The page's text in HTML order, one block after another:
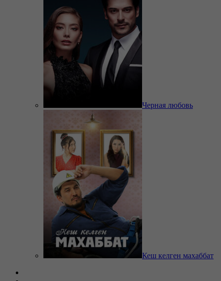
Черная любовь
Кеш келген махаббат